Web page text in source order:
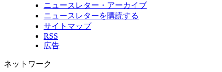
ニュースレター・アーカイブ
ニュースレターを購読する
サイトマップ
RSS
広告
ネットワーク